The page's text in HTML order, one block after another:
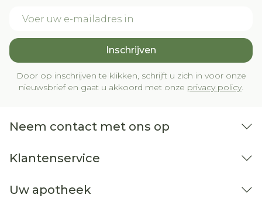
Inschrijven
Door op inschrijven te klikken, schrijft u zich in voor onze
nieuwsbrief en gaat u akkoord met onze privacy policy.
Neem contact met ons op
Klantenservice
Uw apotheek